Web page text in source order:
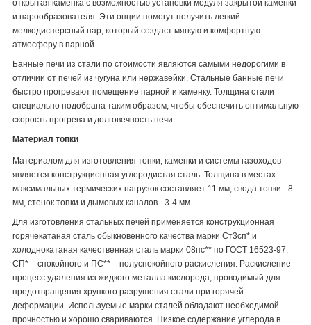
открытая каменка с возможностью установки модуля закрытой каменки
и парообразователя. Эти опции помогут получить легкий
мелкодисперсный пар, который создаст мягкую и комфортную
атмосферу в парной.
Банные печи из стали по стоимости являются самыми недорогими в
отличии от печей из чугуна или нержавейки. Стальные банные печи
быстро прогревают помещение парной и каменку. Толщина стали
специально подобрана таким образом, чтобы обеспечить оптимальную
скорость прогрева и долговечность печи.
Материал топки
Материалом для изготовления топки, каменки и системы газоходов
является конструкционная углеродистая сталь. Толщина в местах
максимальных термических нагрузок составляет 11 мм, свода топки - 8
мм, стенок топки и дымовых каналов - 3-4 мм.
Для изготовления стальных печей применяется конструкционная
горячекатаная сталь обыкновенного качества марки Ст3сп* и
холоднокатаная качественная сталь марки 08пс** по ГОСТ 16523-97.
СП* – спокойного и ПС** – полуспокойного раскисления. Раскисление –
процесс удаления из жидкого металла кислорода, проводимый для
предотвращения хрупкого разрушения стали при горячей
деформации. Используемые марки сталей обладают необходимой
прочностью и хорошо свариваются. Низкое содержание углерода в